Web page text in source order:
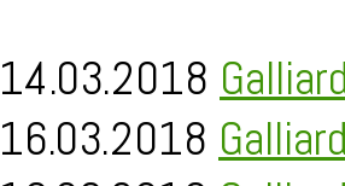
14.03.2018
16.03.2018